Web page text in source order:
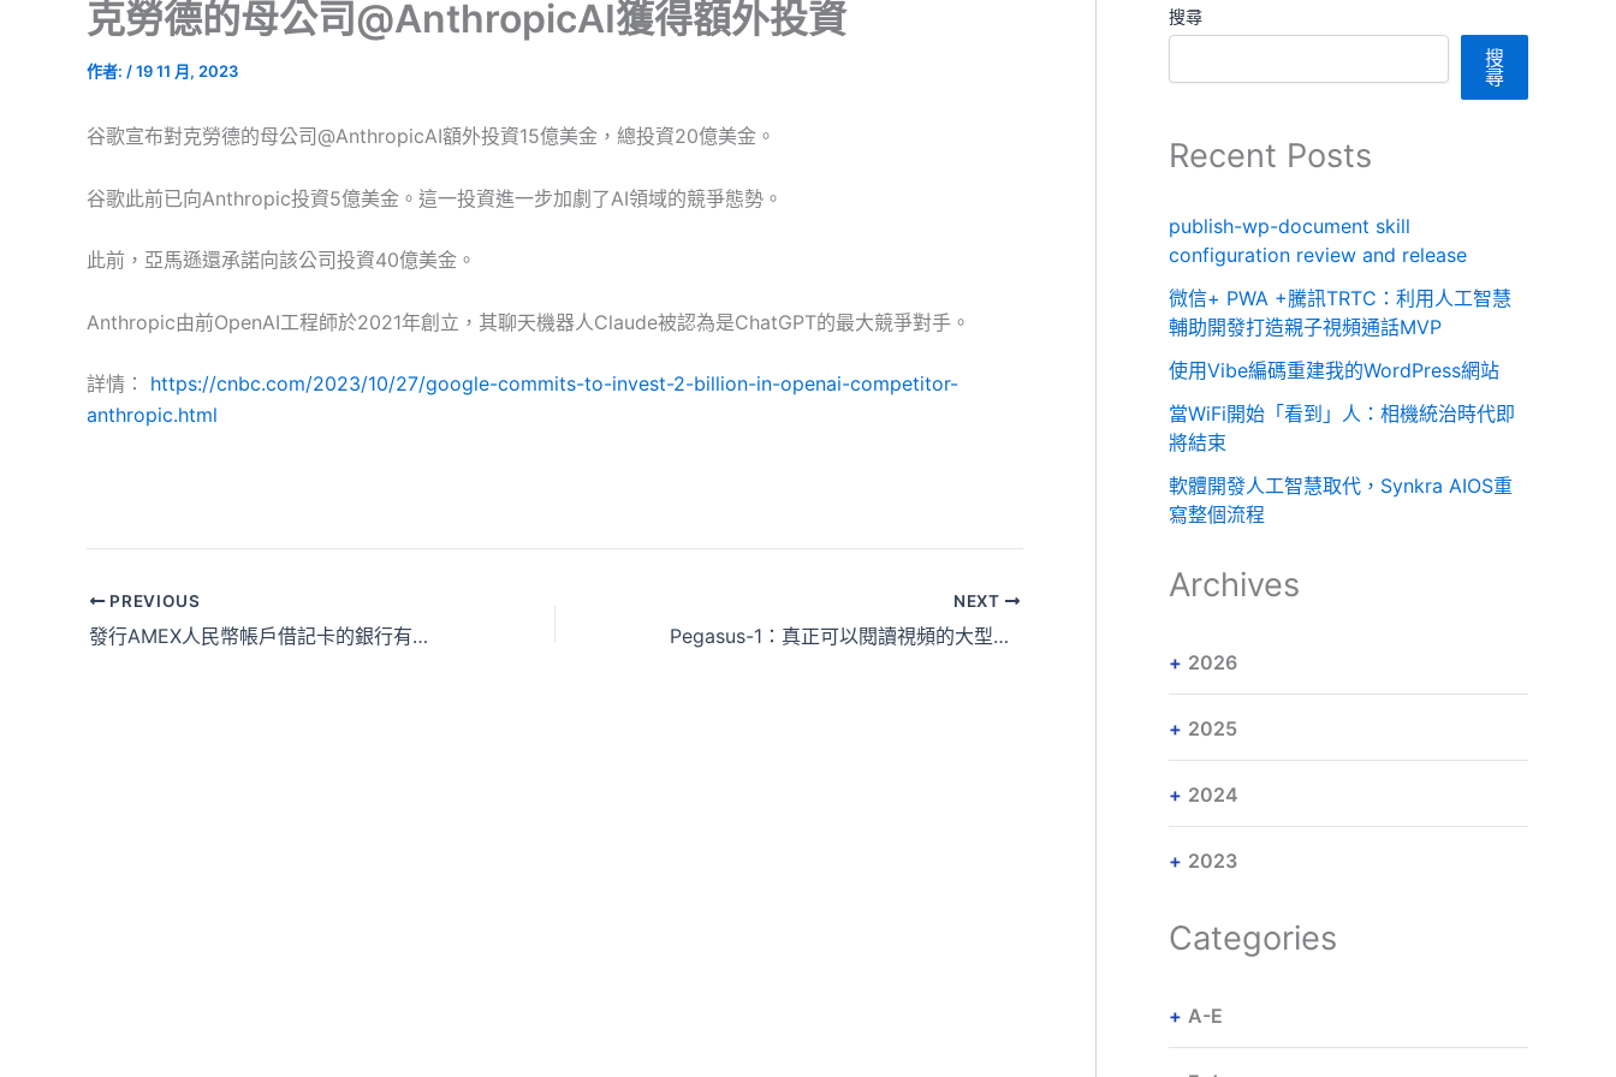
克勞德的母公司@AnthropicAI獲得額外投資
作者: /19 11 月, 2023
谷歌宣布對克勞德的母公司@AnthropicAI額外投資15億美金，總投資20億美金。
谷歌此前已向Anthropic投資5億美金。這一投資進一步加劇了AI領域的競爭態勢。
此前，亞馬遜還承諾向該公司投資40億美金。
Anthropic由前OpenAI工程師於2021年創立，其聊天機器人Claude被認為是ChatGPT的最大競爭對手。
詳情： https://cnbc.com/2023/10/27/google-commits-to-invest-2-billion-in-openai-competitor-
anthropic.html
PREVIOUS
發行AMEX人民幣帳戶借記卡的銀行有三家
NEXT
Pegasus-1：真正可以閱讀視頻的大型模型
搜尋
搜
尋
Recent Posts
publish-wp-document skill
configuration review and release
微信+ PWA +騰訊TRTC：利用人工智慧
輔助開發打造親子視頻通話MVP
使用Vibe編碼重建我的WordPress網站
當WiFi開始「看到」人：相機統治時代即
將結束
軟體開發人工智慧取代，Synkra AIOS重
寫整個流程
Archives
2026
2025
2024
2023
Categories
A-E